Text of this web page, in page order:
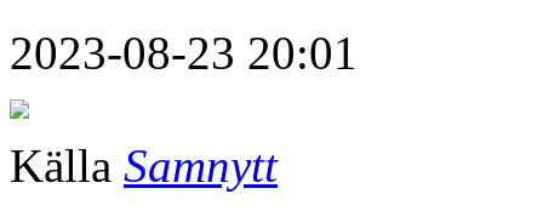
2023-08-23 20:01
Källa Samnytt